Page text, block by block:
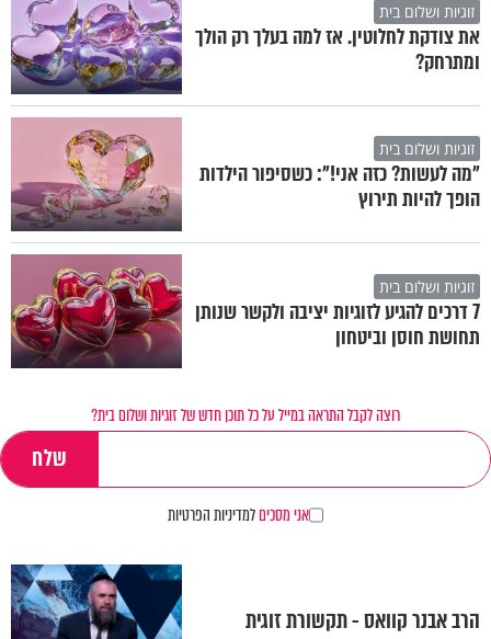
זוגיות ושלום בית
את צודקת לחלוטין. אז למה בעלך רק הולך
ומתרחק?
זוגיות ושלום בית
"מה לעשות? כזה אני!": כשסיפור הילדות
הופך להיות תירוץ
זוגיות ושלום בית
7 דרכים להגיע לזוגיות יציבה ולקשר שנותן
תחושת חוסן וביטחון
רוצה לקבל התראה במייל על כל תוכן חדש של זוגיות ושלום בית?
אני מסכיםלמדיניות הפרטיות
הרב אבנר קוואס - תקשורת זוגית